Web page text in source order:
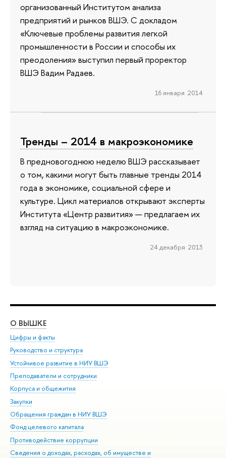
организованный Институтом анализа
предприятий и рынков ВШЭ. С докладом
«Ключевые проблемы развития легкой
промышленности в России и способы их
преодоления» выступил первый проректор
ВШЭ Вадим Радаев.
16 января 2014
Тренды – 2014 в макроэкономике
В предновогоднюю неделю ВШЭ рассказывает
о том, какими могут быть главные тренды 2014
года в экономике, социальной сфере и
культуре. Цикл материалов открывают эксперты
Института «Центр развития» — предлагаем их
взгляд на ситуацию в макроэкономике.
24 декабря 2013
О ВЫШКЕ
Цифры и факты
Руководство и структура
Устойчивое развитие в НИУ ВШЭ
Преподаватели и сотрудники
Корпуса и общежития
Закупки
Обращения граждан в НИУ ВШЭ
Фонд целевого капитала
Противодействие коррупции
Сведения о доходах, расходах, об имуществе и